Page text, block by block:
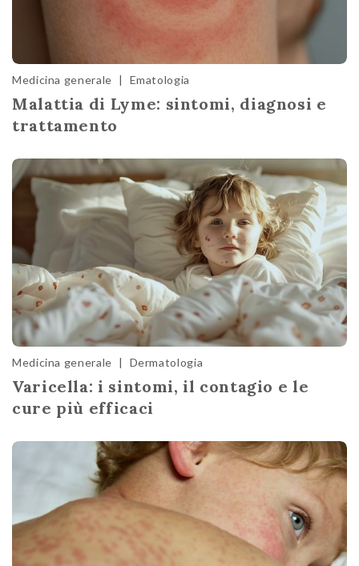
Medicina generale | Ematologia
Malattia di Lyme: sintomi, diagnosi e
trattamento
Medicina generale | Dermatologia
Varicella: i sintomi, il contagio e le
cure più efficaci